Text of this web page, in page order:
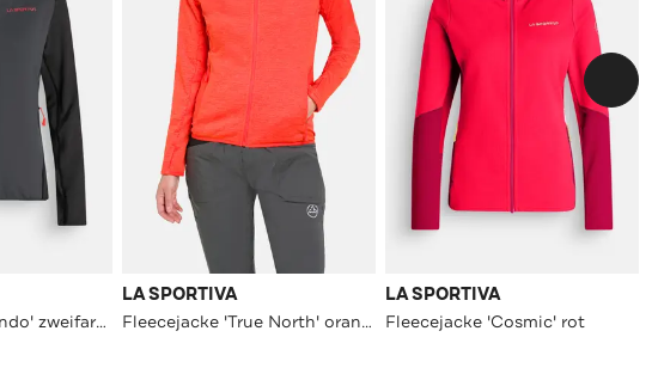
Fleecejacke 'Upendo' zweifarbig
LA SPORTIVA
Fleecejacke 'True North' orange
LA SPORTIVA
Fleecejacke 'Cosmic' rot